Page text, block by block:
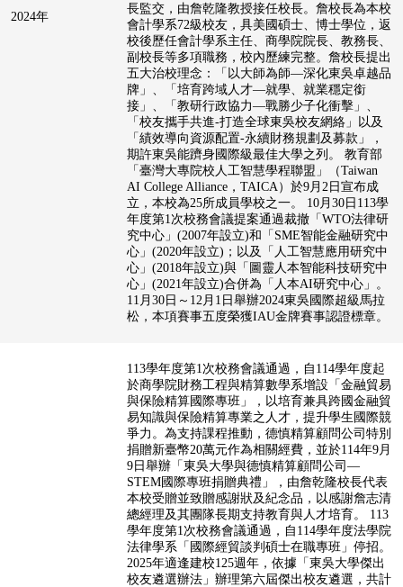
2024年
長監交，由詹乾隆教授接任校長。詹校長為本校
會計學系72級校友，具美國碩士、博士學位，返
校後歷任會計學系主任、商學院院長、教務長、
副校長等多項職務，校內歷練完整。詹校長提出
五大治校理念：「以大師為師—深化東吳卓越品
牌」、「培育跨域人才—就學、就業穩定銜
接」、「教研行政協力—戰勝少子化衝擊」、
「校友攜手共進-打造全球東吳校友網絡」以及
「績效導向資源配置-永續財務規劃及募款」，
期許東吳能躋身國際級最佳大學之列。 教育部
「臺灣大專院校人工智慧學程聯盟」（Taiwan
AI College Alliance，TAICA）於9月2日宣布成
立，本校為25所成員學校之一。 10月30日113學
年度第1次校務會議提案通過裁撤「WTO法律研
究中心」(2007年設立)和「SME智能金融研究中
心」(2020年設立)；以及「人工智慧應用研究中
心」(2018年設立)與「圖靈人本智能科技研究中
心」(2021年設立)合併為「人本AI研究中心」。
11月30日～12月1日舉辦2024東吳國際超級馬拉
松，本項賽事五度榮獲IAU金牌賽事認證標章。
113學年度第1次校務會議通過，自114學年度起
於商學院財務工程與精算數學系增設「金融貿易
與保險精算國際專班」，以培育兼具跨國金融貿
易知識與保險精算專業之人才，提升學生國際競
爭力。為支持課程推動，德慎精算顧問公司特別
捐贈新臺幣20萬元作為相關經費，並於114年9月
9日舉辦「東吳大學與德慎精算顧問公司—
STEM國際專班捐贈典禮」，由詹乾隆校長代表
本校受贈並致贈感謝狀及紀念品，以感謝詹志清
總經理及其團隊長期支持教育與人才培育。 113
學年度第1次校務會議通過，自114學年度法學院
法律學系「國際經貿談判碩士在職專班」停招。
2025年適逢建校125週年，依據「東吳大學傑出
校友遴選辦法」辦理第六屆傑出校友遴選，共計